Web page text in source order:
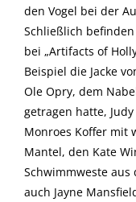
den Vogel bei der
Schließlich
bei „Artifacts of
Beispiel die Jacke
Ole Opry, dem
getragen hatte,
Monroes Koffer mit
Mantel, den Kate
Schwimmweste aus
auch Jayne